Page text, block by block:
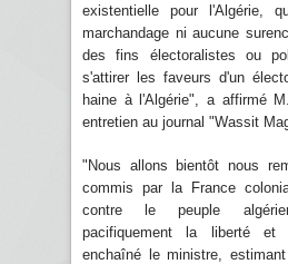
existentielle pour l'Algérie,
marchandage ni aucune
des fins électoralistes ou
s'attirer les faveurs d'un
haine à l'Algérie", a affirmé
entretien au journal "Wassit
"Nous allons bientôt nous
commis par la France
contre le peuple
pacifiquement la liberté et
enchaîné le ministre,